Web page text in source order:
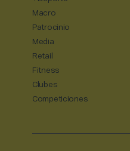
Macro
Patrocinio
Media
Retail
Fitness
Clubes
Competiciones